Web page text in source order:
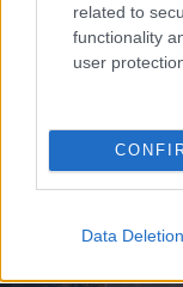
related to
functionality
user
Data Deletion
‹